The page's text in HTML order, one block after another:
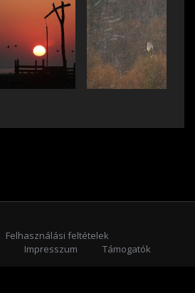
Felhasználási feltételek
Impresszum
Támogatók